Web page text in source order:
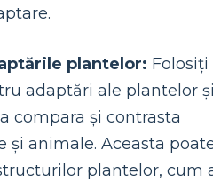
plantelor: Folosiți
adaptări ale plantelor
compara și contrasta
și animale. Aceasta
plantelor, cum